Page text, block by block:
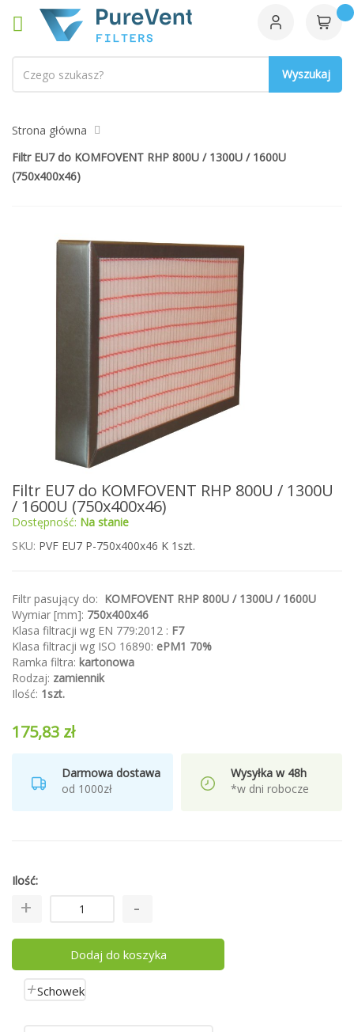
Strona główna
Filtr EU7 do KOMFOVENT RHP 800U / 1300U / 1600U
(750x400x46)
Przejdź
na
początek
galerii
Filtr EU7 do KOMFOVENT RHP 800U / 1300U
/ 1600U (750x400x46)
Dostępność: Na stanie
SKU PVF EU7 P-750x400x46 K 1szt.
Filtr pasujący do: KOMFOVENT RHP 800U / 1300U / 1600U
Wymiar [mm]: 750x400x46
Klasa filtracji wg EN 779:2012 : F7
Klasa filtracji wg ISO 16890: ePM1 70%
Ramka filtra: kartonowa
Rodzaj: zamiennik
Ilość: 1szt.
175,83 zł
Darmowa dostawa
od 1000zł
Wysyłka w 48h
*w dni robocze
Ilość
Dodaj do koszyka
Schowek